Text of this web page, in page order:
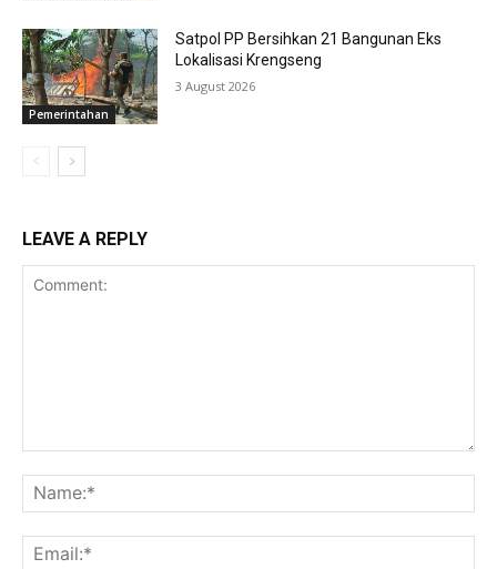
Pemerintahan
Satpol PP Bersihkan 21 Bangunan Eks
Lokalisasi Krengseng
3 August 2026
LEAVE A REPLY